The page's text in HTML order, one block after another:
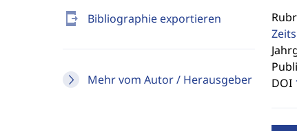
send_to_mobile Bibliographie exportieren
Mehr vom Autor / Herausgeber
DOI